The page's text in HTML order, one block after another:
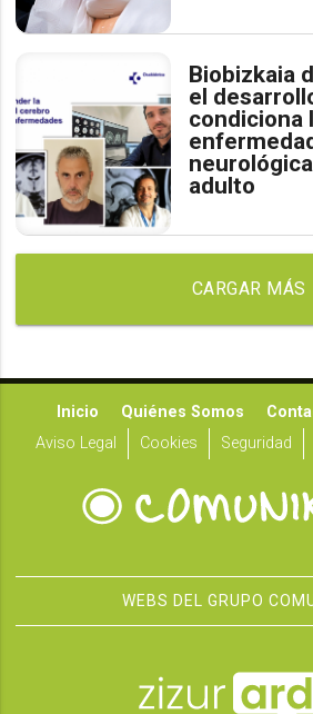
Biobizkaia
el
condiciona
adulto
CARGAR MÁS
Inicio Quiénes Somos
Aviso Legal
Cookies Seguridad
WEBS DEL GRUPO